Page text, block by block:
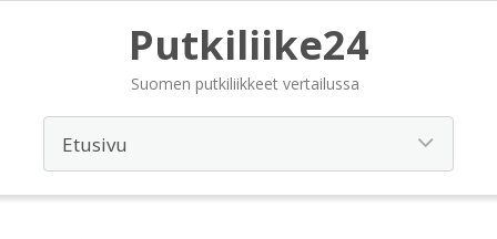
Putkiliike24
Suomen putkiliikkeet vertailussa